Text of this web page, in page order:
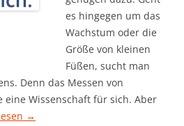
es hingegen um das
Wachstum oder die
Größe von kleinen
Füßen, sucht man
Denn das Messen von
Wissenschaft für sich. Aber
→